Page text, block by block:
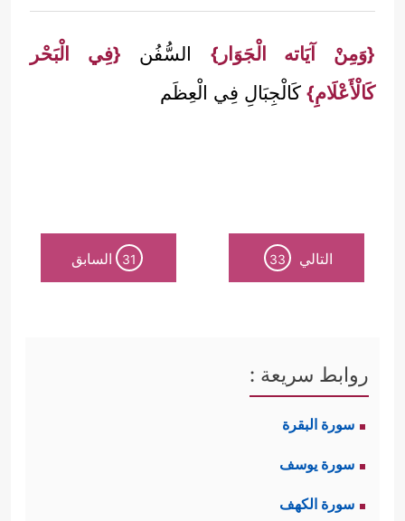
{وَمِنْ آيَاته الْجَوَار} السُّفُن {فِي الْبَحْر
كَالْأَعْلَامِ} كَالْجِبَالِ فِي الْعِظَم
التالي 33
31 السابق
روابط سريعة :
سورة البقرة
سورة يوسف
سورة الكهف